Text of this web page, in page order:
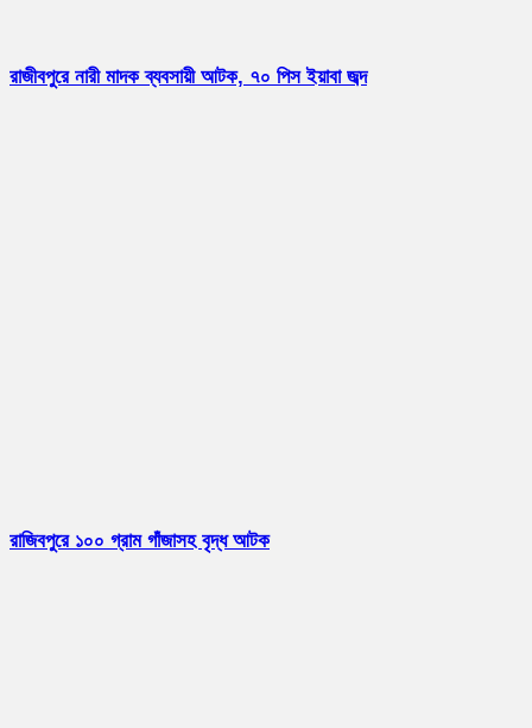
রাজীবপুরে নারী মাদক ব্যবসায়ী আটক, ৭০ পিস ইয়াবা জব্দ
রাজিবপুরে ১০০ গ্রাম গাঁজাসহ বৃদ্ধ আটক